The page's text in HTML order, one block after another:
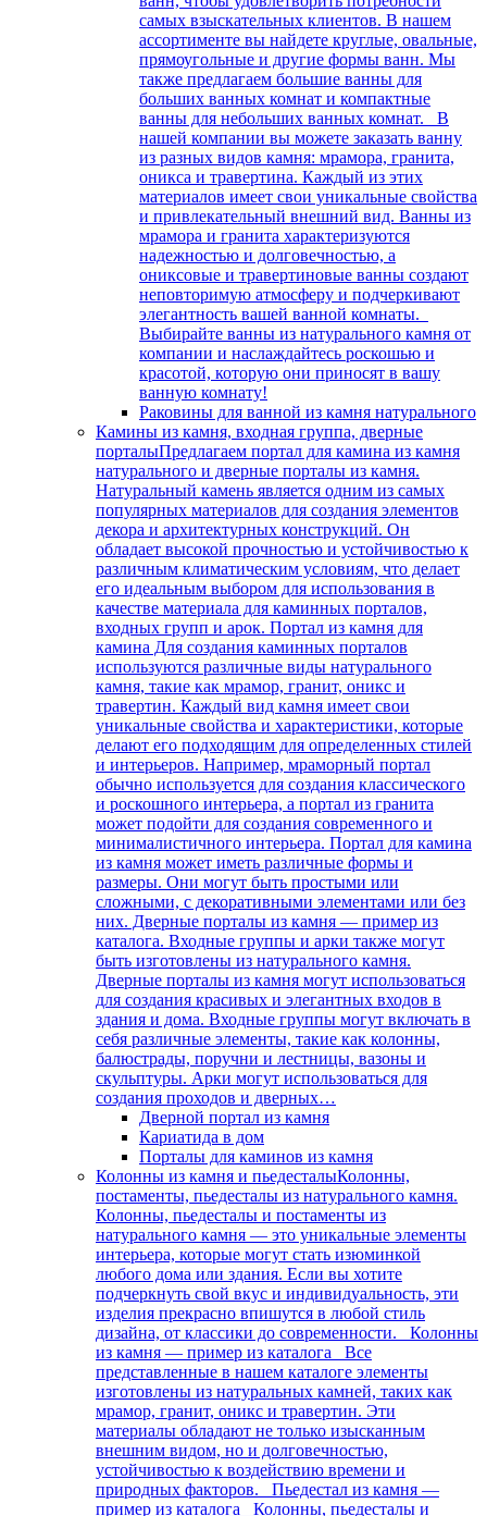
самых взыскательных клиентов. В нашем
ассортименте вы найдете круглые, овальные,
прямоугольные и другие формы ванн. Мы
также предлагаем большие ванны для
больших ванных комнат и компактные
ванны для небольших ванных комнат. В
нашей компании вы можете заказать ванну
из разных видов камня: мрамора, гранита,
оникса и травертина. Каждый из этих
материалов имеет свои уникальные свойства
и привлекательный внешний вид. Ванны из
мрамора и гранита характеризуются
надежностью и долговечностью, а
ониксовые и травертиновые ванны создают
неповторимую атмосферу и подчеркивают
элегантность вашей ванной комнаты.
Выбирайте ванны из натурального камня от
компании и наслаждайтесь роскошью и
красотой, которую они приносят в вашу
ванную комнату!
Раковины для ванной из камня натурального
Камины из камня, входная группа, дверные
порталыПредлагаем портал для камина из камня
натурального и дверные порталы из камня.
Натуральный камень является одним из самых
популярных материалов для создания элементов
декора и архитектурных конструкций. Он
обладает высокой прочностью и устойчивостью к
различным климатическим условиям, что делает
его идеальным выбором для использования в
качестве материала для каминных порталов,
входных групп и арок. Портал из камня для
камина Для создания каминных порталов
используются различные виды натурального
камня, такие как мрамор, гранит, оникс и
травертин. Каждый вид камня имеет свои
уникальные свойства и характеристики, которые
делают его подходящим для определенных стилей
и интерьеров. Например, мраморный портал
обычно используется для создания классического
и роскошного интерьера, а портал из гранита
может подойти для создания современного и
минималистичного интерьера. Портал для камина
из камня может иметь различные формы и
размеры. Они могут быть простыми или
сложными, с декоративными элементами или без
них. Дверные порталы из камня — пример из
каталога. Входные группы и арки также могут
быть изготовлены из натурального камня.
Дверные порталы из камня могут использоваться
для создания красивых и элегантных входов в
здания и дома. Входные группы могут включать в
себя различные элементы, такие как колонны,
балюстрады, поручни и лестницы, вазоны и
скульптуры. Арки могут использоваться для
создания проходов и дверных…
Дверной портал из камня
Кариатида в дом
Порталы для каминов из камня
Колонны из камня и пьедесталыКолонны,
постаменты, пьедесталы из натурального камня.
Колонны, пьедесталы и постаменты из
натурального камня — это уникальные элементы
интерьера, которые могут стать изюминкой
любого дома или здания. Если вы хотите
подчеркнуть свой вкус и индивидуальность, эти
изделия прекрасно впишутся в любой стиль
дизайна, от классики до современности. Колонны
из камня — пример из каталога Все
представленные в нашем каталоге элементы
изготовлены из натуральных камней, таких как
мрамор, гранит, оникс и травертин. Эти
материалы обладают не только изысканным
внешним видом, но и долговечностью,
устойчивостью к воздействию времени и
природных факторов. Пьедестал из камня —
пример из каталога Колонны, пьедесталы и